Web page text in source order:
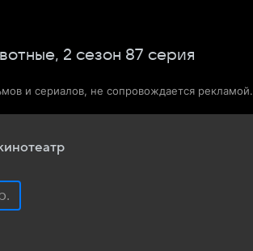
2 сезон 87 серия
и сериалов, не сопровождается рекламой.